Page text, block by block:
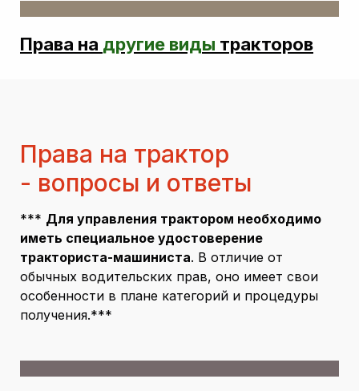
Права на другие виды тракторов
Права на трактор
- вопросы и ответы
*** Для управления трактором необходимо
иметь специальное удостоверение
тракториста-машиниста. В отличие от
обычных водительских прав, оно имеет свои
особенности в плане категорий и процедуры
получения.***